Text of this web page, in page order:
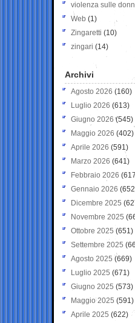
violenza sulle
Web (1)
Zingaretti (10)
zingari (14)
Archivi
Agosto 2026 (160)
Luglio 2026 (613)
Giugno 2026 (545)
Maggio 2026 (402)
Aprile 2026 (591)
Marzo 2026 (641)
Febbraio 2026
Gennaio 2026
Dicembre 2025
Novembre 2025
Ottobre 2025 (651)
Settembre 2025
Agosto 2025 (669)
Luglio 2025 (671)
Giugno 2025 (573)
Maggio 2025 (591)
Aprile 2025 (622)